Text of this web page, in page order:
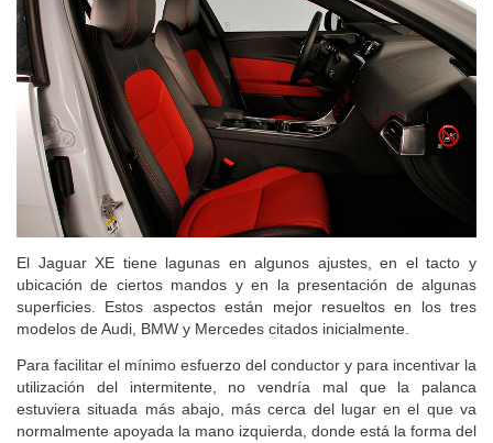
El Jaguar XE tiene lagunas en algunos ajustes, en el tacto y
ubicación de ciertos mandos y en la presentación de algunas
superficies. Estos aspectos están mejor resueltos en los tres
modelos de Audi, BMW y Mercedes citados inicialmente.
Para facilitar el mínimo esfuerzo del conductor y para incentivar la
utilización del intermitente, no vendría mal que la palanca
estuviera situada más abajo, más cerca del lugar en el que va
normalmente apoyada la mano izquierda, donde está la forma del